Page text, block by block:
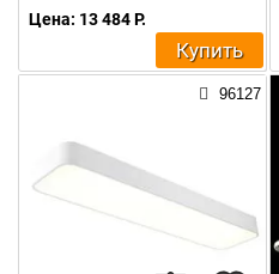
Цена: 13 484 Р.
Купить
96127